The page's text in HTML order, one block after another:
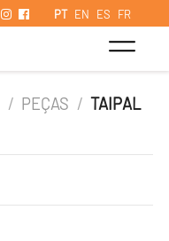
PT EN ES FR
/ PEÇAS / TAIPAL